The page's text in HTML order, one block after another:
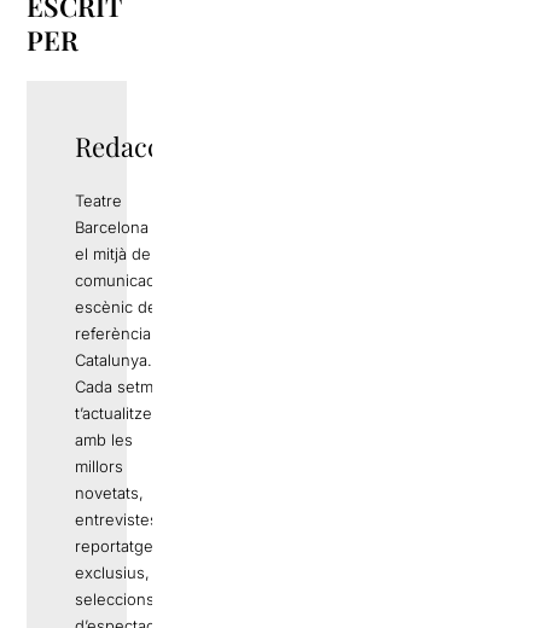
PER
Redacció
Teatre
Barcelona és
el mitjà de
comunicació
escènic de
referència a
Catalunya.
Cada setmana
t’actualitzem
amb les
millors
novetats,
entrevistes,
reportatges
exclusius,
seleccions